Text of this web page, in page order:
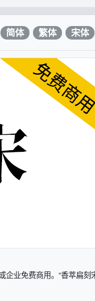
简体 繁体 宋体
业免费商用。“香萃扁刻